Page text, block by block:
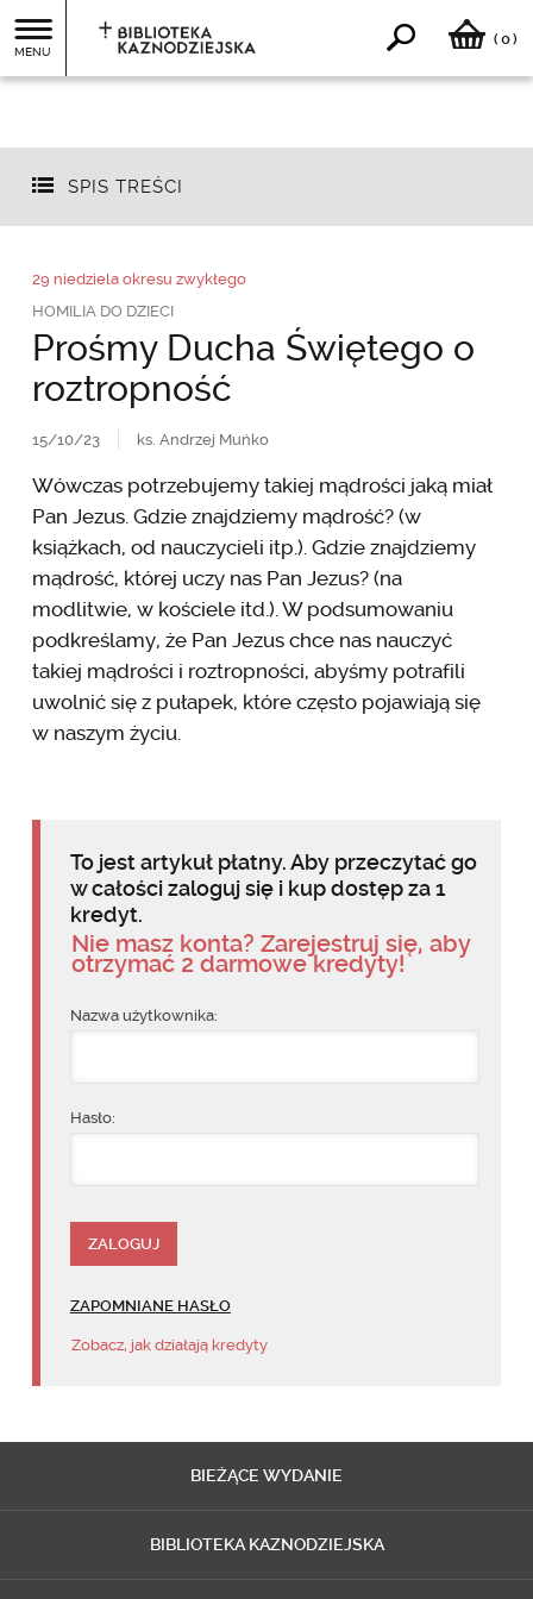
MENU
( 0)
SPIS TREŚCI
29 niedziela okresu zwykłego
HOMILIA DO DZIECI
Prośmy Ducha Świętego o
roztropność
15/10/23 ks. Andrzej Muńko
Wówczas potrzebujemy takiej mądrości jaką miał
Pan Jezus. Gdzie znajdziemy mądrość? (w
książkach, od nauczycieli itp.). Gdzie znajdziemy
mądrość, której uczy nas Pan Jezus? (na
modlitwie, w kościele itd.). W podsumowaniu
podkreślamy, że Pan Jezus chce nas nauczyć
takiej mądrości i roztropności, abyśmy potrafili
uwolnić się z pułapek, które często pojawiają się
w naszym życiu.
To jest artykuł płatny. Aby przeczytać go
w całości zaloguj się i kup dostęp za 1
kredyt.
Nie masz konta? Zarejestruj się, aby
otrzymać 2 darmowe kredyty!
Nazwa użytkownika:
Hasło:
ZAPOMNIANE HASŁO
Zobacz, jak działają kredyty
BIEŻĄCE WYDANIE
BIBLIOTEKA KAZNODZIEJSKA